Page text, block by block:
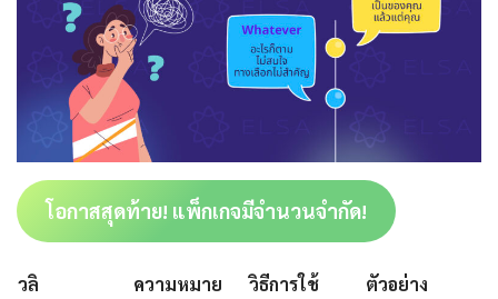
โอกาสสุดท้าย! แพ็กเกจมีจำนวนจำกัด!
วลิ ความหมาย วิธีการใช้
ตัวอย่าง